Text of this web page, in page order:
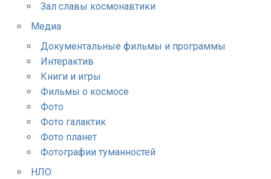
Зал славы космонавтики
Медиа
Документальные фильмы и программы
Интерактив
Книги и игры
Фильмы о космосе
Фото
Фото галактик
Фото планет
Фотографии туманностей
НЛО